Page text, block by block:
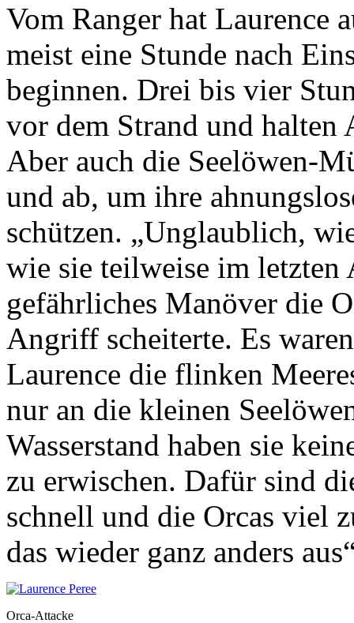
Vom Ranger hat Laurence
meist eine Stunde nach
beginnen. Drei bis vier
vor dem Strand und halten
Aber auch die Seelöwen-
und ab, um ihre
schützen. „Unglaublich,
wie sie teilweise im
gefährliches Manöver die
Angriff scheiterte. Es
Laurence die flinken
nur an die kleinen
Wasserstand haben sie
zu erwischen. Dafür sind
schnell und die Orcas viel
das wieder ganz anders
Orca-Attacke